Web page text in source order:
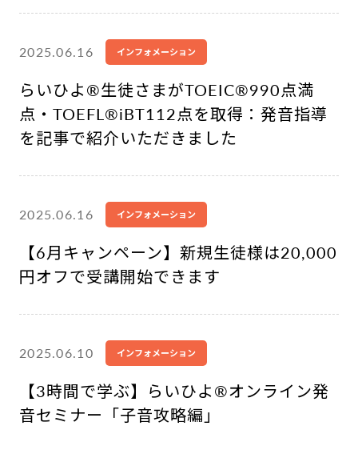
2025.06.16 インフォメーション
らいひよ®︎生徒さまがTOEIC®︎990点満
点・TOEFL®︎iBT112点を取得：発音指導
を記事で紹介いただきました
2025.06.16 インフォメーション
【6月キャンペーン】新規生徒様は20,000
円オフで受講開始できます
2025.06.10 インフォメーション
【3時間で学ぶ】らいひよ®︎オンライン発
音セミナー「子音攻略編」